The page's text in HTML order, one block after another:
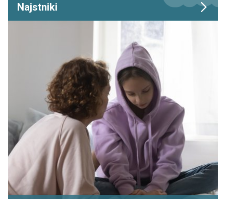
Najstniki